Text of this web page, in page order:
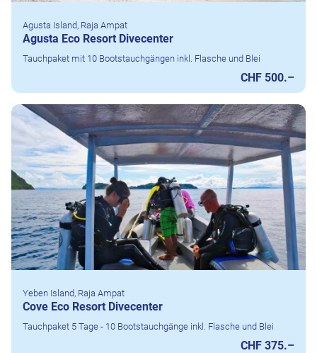
Agusta Island, Raja Ampat
Agusta Eco Resort Divecenter
Tauchpaket mit 10 Bootstauchgängen inkl. Flasche und Blei
CHF 500.–
Yeben Island, Raja Ampat
Cove Eco Resort Divecenter
Tauchpaket 5 Tage - 10 Bootstauchgänge inkl. Flasche und Blei
CHF 375.–